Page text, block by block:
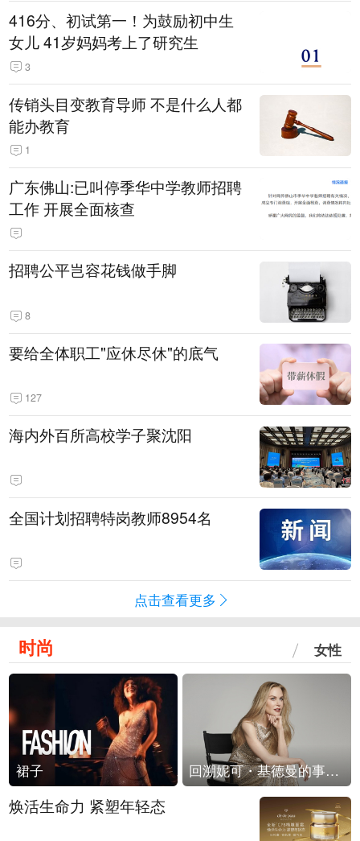
416分、初试第一！为鼓励初中生
女儿 41岁妈妈考上了研究生
3
传销头目变教育导师 不是什么人都
能办教育
1
广东佛山:已叫停季华中学教师招聘
工作 开展全面核查
招聘公平岂容花钱做手脚
8
要给全体职工"应休尽休"的底气
127
海内外百所高校学子聚沈阳
全国计划招聘特岗教师8954名
点击查看更多
时尚 女性
裙子 回溯妮可・基德曼的事业轨迹
焕活生命力 紧塑年轻态